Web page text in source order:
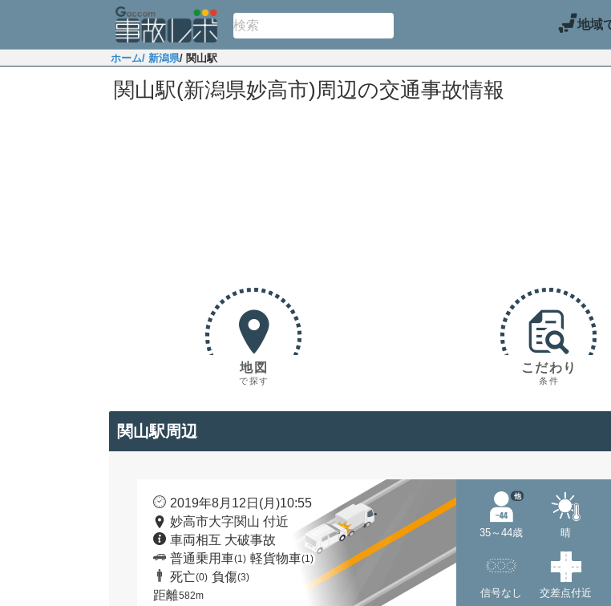
地域
ホーム/ 新潟県/ 関山駅
関山駅(新潟県妙高市)周辺の交通事故情報
地図
で探す
こだわり
条件
関山駅周辺
2019年8月12日(月)10:55
妙高市大字関山 付近
車両相互 大破事故
普通乗用車(1) 軽貨物車(1)
死亡(0) 負傷(3)
距離582m
35～44歳
他
晴
信号なし 交差点付近